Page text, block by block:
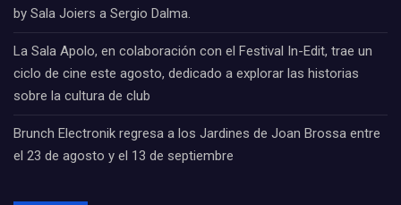
by Sala Joiers a Sergio Dalma.
La Sala Apolo, en colaboración con el Festival In-Edit, trae un
ciclo de cine este agosto, dedicado a explorar las historias
sobre la cultura de club
Brunch Electronik regresa a los Jardines de Joan Brossa entre
el 23 de agosto y el 13 de septiembre